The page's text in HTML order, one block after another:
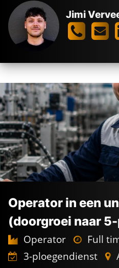
Jimi
Operator in een
(doorgroei naar
Operator
Full
3-ploegendienst